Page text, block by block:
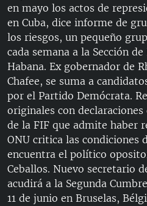
en mayo los actos de
en Cuba, dice informe de
los riesgos, un pequeño
cada semana a la Sección
Habana. Ex gobernador de
Chafee, se suma a
por el Partido Demócrata.
originales con
de la FIF que admite haber
ONU critica las condiciones
encuentra el político
Ceballos. Nuevo secretario
acudirá a la Segunda
11 de junio en Bruselas,